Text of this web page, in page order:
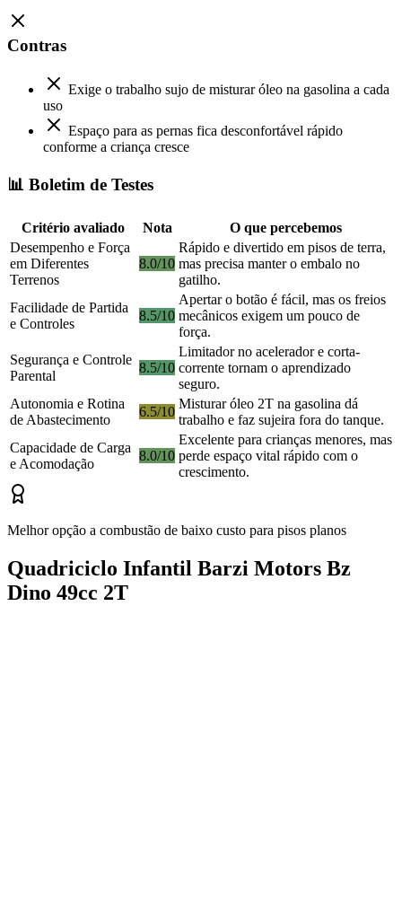
Contras
Exige o trabalho sujo de misturar óleo na gasolina a cada
uso
Espaço para as pernas fica desconfortável rápido
conforme a criança cresce
📊 Boletim de Testes
Critério avaliado Nota
O que percebemos
Desempenho e Força
em Diferentes
Terrenos
8.0/10
Rápido e divertido em pisos de terra,
mas precisa manter o embalo no
gatilho.
Facilidade de Partida
e Controles
8.5/10
Apertar o botão é fácil, mas os freios
mecânicos exigem um pouco de
força.
Segurança e Controle
Parental
8.5/10
Limitador no acelerador e corta-
corrente tornam o aprendizado
seguro.
Autonomia e Rotina
de Abastecimento
6.5/10
Misturar óleo 2T na gasolina dá
trabalho e faz sujeira fora do tanque.
Capacidade de Carga
e Acomodação
8.0/10
Excelente para crianças menores, mas
perde espaço vital rápido com o
crescimento.
Melhor opção a combustão de baixo custo para pisos planos
Quadriciclo Infantil Barzi Motors Bz
Dino 49cc 2T